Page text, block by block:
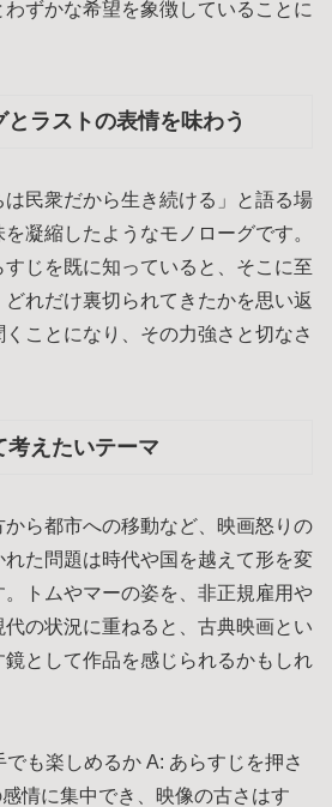
ずかな希望を象徴していることに
ラストの表情を味わう
民衆だから生き続ける」と語る場
凝縮したようなモノローグです。
じを既に知っていると、そこに至
れだけ裏切られてきたかを思い返
ことになり、その力強さと切なさ
考えたいテーマ
ら都市への移動など、映画怒りの
た問題は時代や国を越えて形を変
。トムやマーの姿を、非正規雇用や
の状況に重ねると、古典映画とい
鏡として作品を感じられるかもしれ
も楽しめるか A: あらすじを押さ
情に集中でき、映像の古さはす